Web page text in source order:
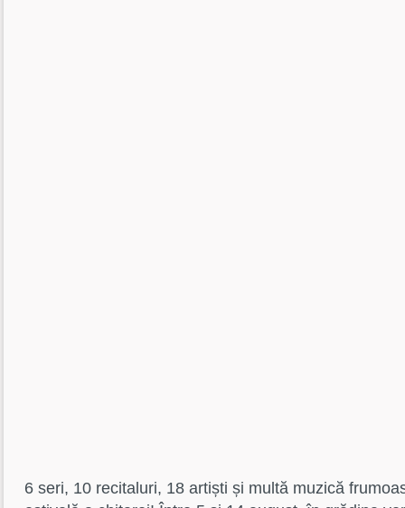
6 seri, 10 recitaluri, 18 artiști și multă muzică